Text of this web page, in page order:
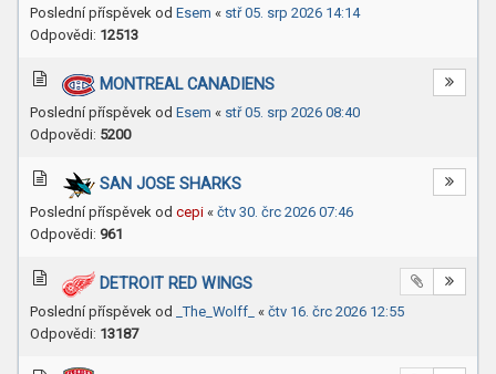
Poslední příspěvek od Esem « stř 05. srp 2026 14:14
Odpovědi: 12513
MONTREAL CANADIENS
Poslední příspěvek od Esem « stř 05. srp 2026 08:40
Odpovědi: 5200
SAN JOSE SHARKS
Poslední příspěvek od cepi « čtv 30. črc 2026 07:46
Odpovědi: 961
DETROIT RED WINGS
Poslední příspěvek od _The_Wolff_ « čtv 16. črc 2026 12:55
Odpovědi: 13187